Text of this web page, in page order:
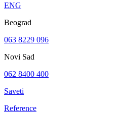
ENG
Beograd
063 8229 096
Novi Sad
062 8400 400
Saveti
Reference